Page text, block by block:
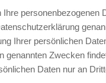
Ihre personenbezogenen
Ihrer persönlichen
genannten Zwecken
Daten nur an